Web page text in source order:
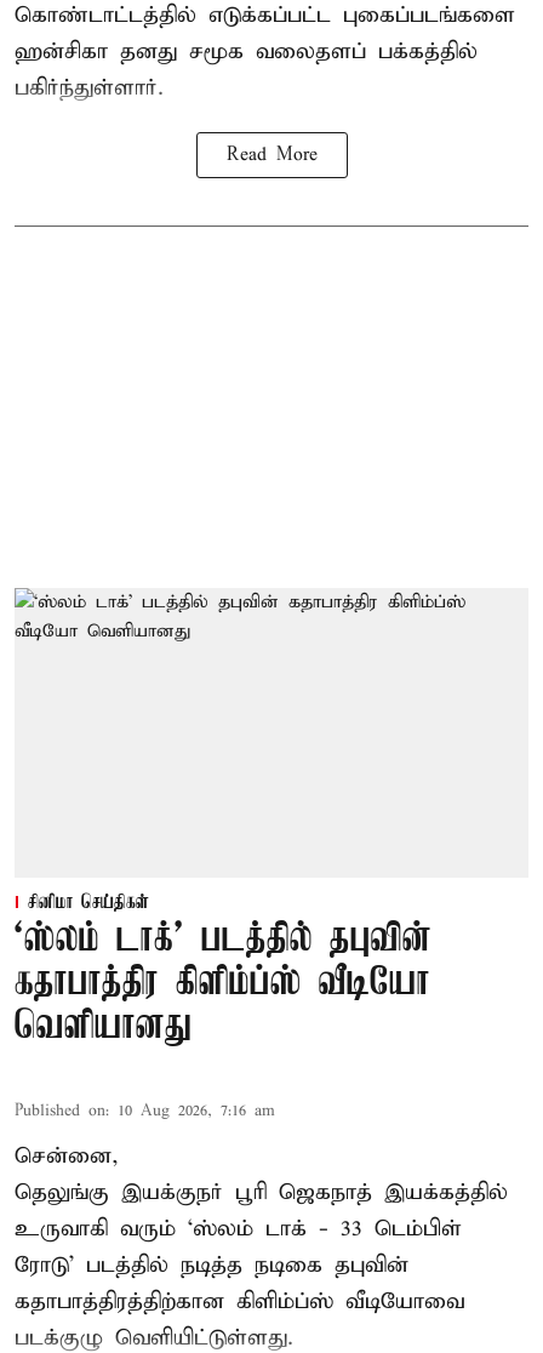
கொண்டாட்டத்தில் எடுக்கப்பட்ட புகைப்படங்களை
ஹன்சிகா தனது சமூக வலைதளப் பக்கத்தில்
பகிர்ந்துள்ளார்.
Read More
சினிமா செய்திகள்
‘ஸ்லம் டாக்’ படத்தில் தபுவின்
கதாபாத்திர கிளிம்ப்ஸ் வீடியோ
வெளியானது
Published on: 10 Aug 2026, 7:16 am
சென்னை,
தெலுங்கு இயக்குநர் பூரி ஜெகநாத் இயக்கத்தில்
உருவாகி வரும் ‘ஸ்லம் டாக் - 33 டெம்பிள்
ரோடு’ படத்தில் நடித்த நடிகை தபுவின்
கதாபாத்திரத்திற்கான கிளிம்ப்ஸ் வீடியோவை
படக்குழு வெளியிட்டுள்ளது.